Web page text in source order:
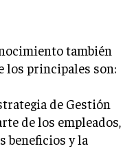
también
los principales son:
de Gestión
de los empleados,
beneficios y la